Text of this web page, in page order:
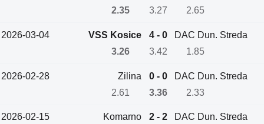
2.35
3.27 2.65
2026-03-04 VSS Kosice 4 - 0
DAC Dun. Streda
3.26
3.42 1.85
2026-02-28 Zilina 0 - 0
DAC Dun. Streda
2.61
3.36 2.33
2026-02-15 Komarno 2 - 2
DAC Dun. Streda